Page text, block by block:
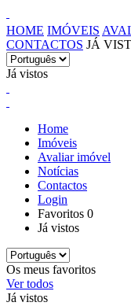
HOME IMÓVEIS
CONTACTOS JÁ
Já vistos
Home
Imóveis
Avaliar imóvel
Notícias
Contactos
Login
Favoritos 0
Já vistos
Os meus favoritos
Ver todos
Já vistos